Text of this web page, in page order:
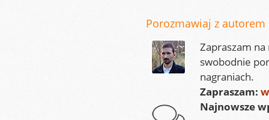
Porozmawiaj z autorem
Zapraszam
swobodnie
nagraniach.
Zapraszam:
Najnowsze